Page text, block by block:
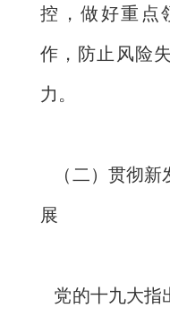
控，做好重点
作，防止风险
力。
（二）贯彻新
展
党的十九大指